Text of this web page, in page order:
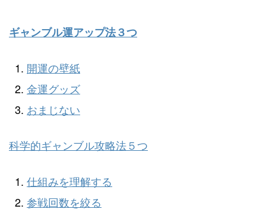
ギャンブル運アップ法３つ
開運の壁紙
金運グッズ
おまじない
科学的ギャンブル攻略法５つ
仕組みを理解する
参戦回数を絞る